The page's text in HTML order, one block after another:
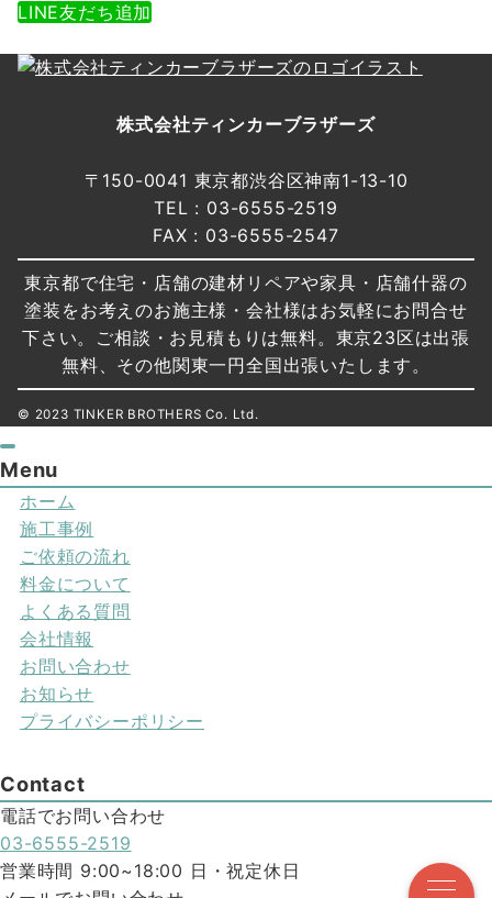
LINE友だち追加
株式会社ティンカーブラザーズ
〒150-0041 東京都渋谷区神南1-13-10
TEL : 03-6555-2519
FAX : 03-6555-2547
東京都で住宅・店舗の建材リペアや家具・店舗什器の
塗装をお考えのお施主様・会社様はお気軽にお問合せ
下さい。ご相談・お見積もりは無料。東京23区は出張
無料、その他関東一円全国出張いたします。
© 2023 TINKER BROTHERS Co. Ltd.
Menu
ホーム
施工事例
ご依頼の流れ
料金について
よくある質問
会社情報
お問い合わせ
お知らせ
プライバシーポリシー
Contact
電話でお問い合わせ
03-6555-2519
営業時間 9:00~18:00 日・祝定休日